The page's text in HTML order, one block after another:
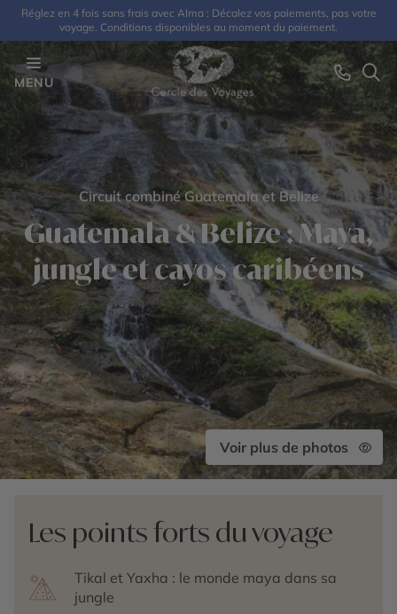
Réglez en 4 fois sans frais avec Alma : Décalez vos paiements, pas votre
voyage. Conditions disponibles au moment du paiement.
MENU
Circuit combiné Guatemala et Belize
Guatemala & Belize : Maya,
jungle et cayos caribéens
Voir plus de photos
Les points forts du voyage
Tikal et Yaxha : le monde maya dans sa
jungle